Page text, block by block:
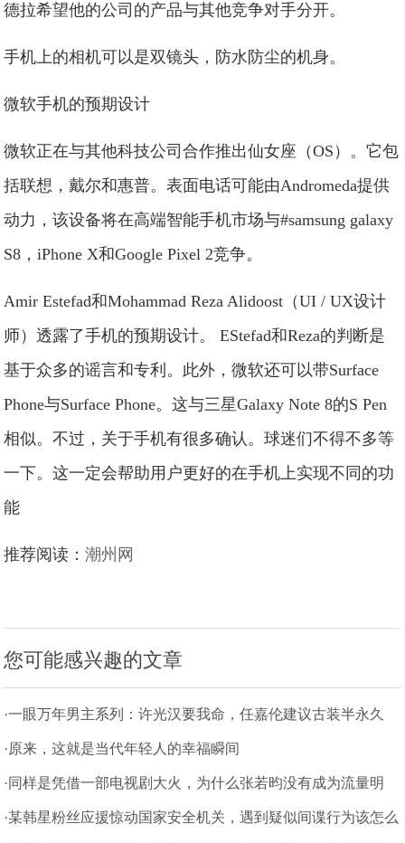
德拉希望他的公司的产品与其他竞争对手分开。
手机上的相机可以是双镜头，防水防尘的机身。
微软手机的预期设计
微软正在与其他科技公司合作推出仙女座（OS）。它包
括联想，戴尔和惠普。表面电话可能由Andromeda提供
动力，该设备将在高端智能手机市场与#samsung galaxy
S8，iPhone X和Google Pixel 2竞争。
Amir Estefad和Mohammad Reza Alidoost（UI / UX设计
师）透露了手机的预期设计。 EStefad和Reza的判断是
基于众多的谣言和专利。此外，微软还可以带Surface
Phone与Surface Phone。这与三星Galaxy Note 8的S Pen
相似。不过，关于手机有很多确认。球迷们不得不多等
一下。这一定会帮助用户更好的在手机上实现不同的功
能
推荐阅读：潮州网
您可能感兴趣的文章
·一眼万年男主系列：许光汉要我命，任嘉伦建议古装半永久
·原来，这就是当代年轻人的幸福瞬间
·同样是凭借一部电视剧大火，为什么张若昀没有成为流量明
星？
·某韩星粉丝应援惊动国家安全机关，遇到疑似间谍行为该怎么